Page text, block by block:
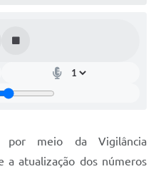
Itápolis
por meio da Vigilância
a atualização dos números